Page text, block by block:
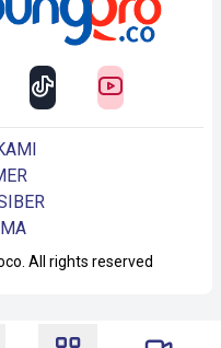
All rights reserved